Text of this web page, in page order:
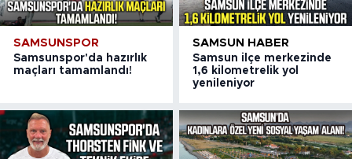
SAMSUNSPOR
Samsunspor'da hazırlık
maçları tamamlandı!
SAMSUN HABER
Samsun ilçe merkezinde
1,6 kilometrelik yol
yenileniyor